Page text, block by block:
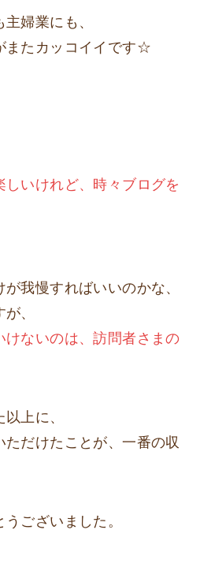
婦業にも、
またカッコイイです☆
しいけれど、時々ブログを
我慢すればいいのかな、
、
けないのは、訪問者さまの
上に、
ただけたことが、一番の収
ございました。